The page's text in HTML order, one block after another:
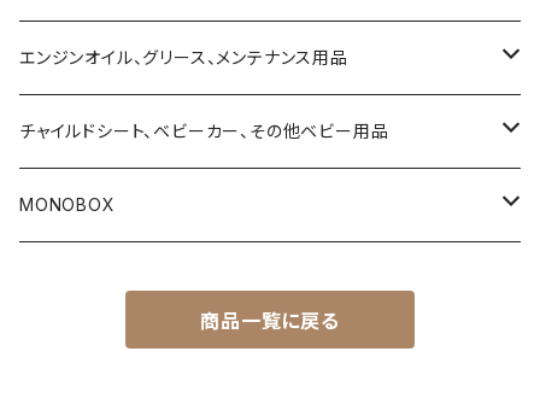
ハイエース200系
タウンエース
デリカ D5
ランドクルーザー・プラド150系
エンジンオイル、グリース、メンテナンス用品
4ストローク用エンジンオイル
2ストローク用エンジンオイル
サスペンションフルード
チャイルドシート、ベビーカー、その他ベビー用品
乳児用ベビーシート
トラベルシステム（ベビーシートとベビーカーのセット商品）
MONOBOX
商品一覧に戻る